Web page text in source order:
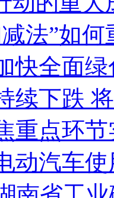
法”如
快全面
续下跌
重点环
动汽车